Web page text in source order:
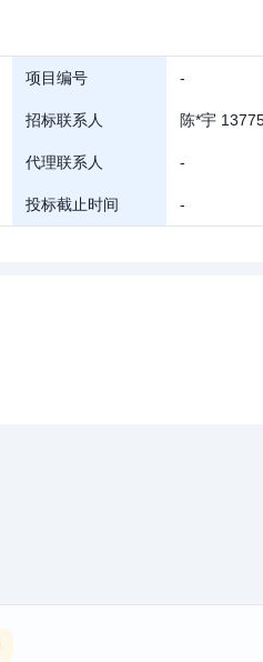
项目编号 -
招标联系人 陈*宇
代理联系人 -
投标截止时间 -